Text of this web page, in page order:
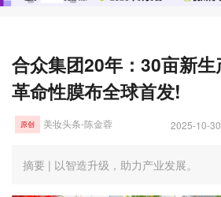
合众集团20年：30亩新生
革命性膜布全球首发!
原创 美妆头条-陈金蓉 2025-10-
摘要 | 以智造升级，助力产业发展。